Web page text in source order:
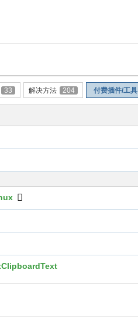
33 解决方法 204 付费插件/工具